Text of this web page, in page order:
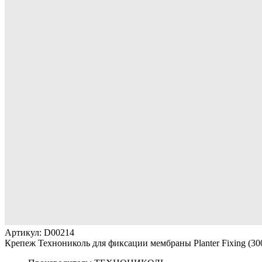
Артикул: D00214
Крепеж Технониколь для фиксации мембраны Planter Fixing